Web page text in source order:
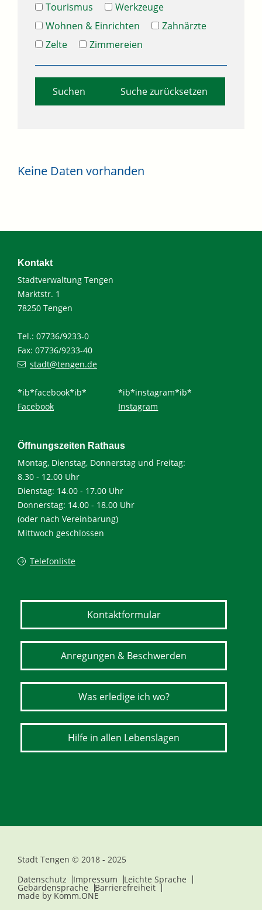
Tourismus
Werkzeuge
Wohnen & Einrichten
Zahnärzte
Zelte
Zimmereien
Suche zurücksetzen
Keine Daten vorhanden
Kontakt
Stadtverwaltung Tengen
Marktstr. 1
78250 Tengen
Tel.: 07736/9233-0
Fax: 07736/9233-40
stadt@tengen.de
*ib*facebook*ib*
Facebook
*ib*instagram*ib*
Instagram
Öffnungszeiten Rathaus
Montag, Dienstag, Donnerstag und Freitag:
8.30 - 12.00 Uhr
Dienstag: 14.00 - 17.00 Uhr
Donnerstag: 14.00 - 18.00 Uhr
(oder nach Vereinbarung)
Mittwoch geschlossen
Telefonliste
Kontaktformular
Anregungen & Beschwerden
Was erledige ich wo?
Hilfe in allen Lebenslagen
Stadt Tengen © 2018 - 2025
Datenschutz
Impressum Leichte Sprache
Gebärdensprache Barrierefreiheit
made by Komm.ONE